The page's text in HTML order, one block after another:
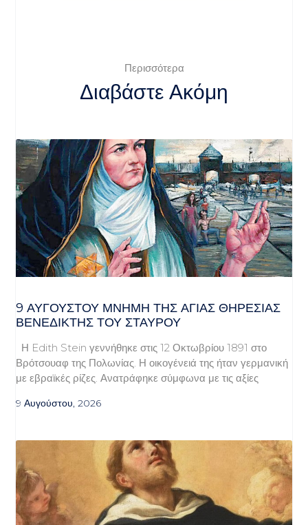
Περισσότερα
Διαβάστε Ακόμη
9 ΑΥΓΟΥΣΤΟΥ ΜΝΗΜΗ ΤΗΣ ΑΓΙΑΣ ΘΗΡΕΣΙΑΣ
ΒΕΝΕΔΙΚΤΗΣ ΤΟΥ ΣΤΑΥΡΟΥ
Η Edith Stein γεννήθηκε στις 12 Οκτωβρίου 1891 στο
Βρότσουαφ της Πολωνίας. Η οικογένειά της ήταν γερμανική
με εβραϊκές ρίζες. Ανατράφηκε σύμφωνα με τις αξίες
9 Αυγούστου, 2026